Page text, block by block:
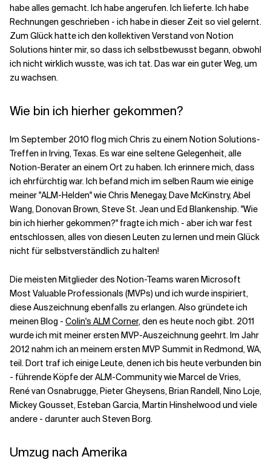
habe alles gemacht. Ich habe angerufen. Ich lieferte. Ich habe
Rechnungen geschrieben - ich habe in dieser Zeit so viel gelernt.
Zum Glück hatte ich den kollektiven Verstand von Notion
Solutions hinter mir, so dass ich selbstbewusst begann, obwohl
ich nicht wirklich wusste, was ich tat. Das war ein guter Weg, um
zu wachsen.
Wie bin ich hierher gekommen?
Im September 2010 flog mich Chris zu einem Notion Solutions-
Treffen in Irving, Texas. Es war eine seltene Gelegenheit, alle
Notion-Berater an einem Ort zu haben. Ich erinnere mich, dass
ich ehrfürchtig war. Ich befand mich im selben Raum wie einige
meiner "ALM-Helden" wie Chris Menegay, Dave McKinstry, Abel
Wang, Donovan Brown, Steve St. Jean und Ed Blankenship. "Wie
bin ich hierher gekommen?" fragte ich mich - aber ich war fest
entschlossen, alles von diesen Leuten zu lernen und mein Glück
nicht für selbstverständlich zu halten!
Die meisten Mitglieder des Notion-Teams waren Microsoft
Most Valuable Professionals (MVPs) und ich wurde inspiriert,
diese Auszeichnung ebenfalls zu erlangen. Also gründete ich
meinen Blog - Colin's ALM Corner, den es heute noch gibt. 2011
wurde ich mit meiner ersten MVP-Auszeichnung geehrt. Im Jahr
2012 nahm ich an meinem ersten MVP Summit in Redmond, WA,
teil. Dort traf ich einige Leute, denen ich bis heute verbunden bin
- führende Köpfe der ALM-Community wie Marcel de Vries,
René van Osnabrugge, Pieter Gheysens, Brian Randell, Nino Loje,
Mickey Gousset, Esteban Garcia, Martin Hinshelwood und viele
andere - darunter auch Steven Borg.
Umzug nach Amerika